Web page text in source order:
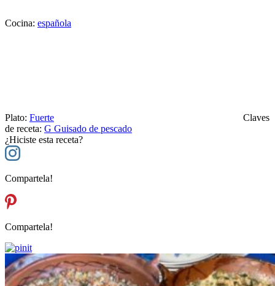
Cocina: española
Plato: Fuerte
Claves
de receta: G Guisado de pescado
¿Hiciste esta receta?
Compartela!
Compartela!